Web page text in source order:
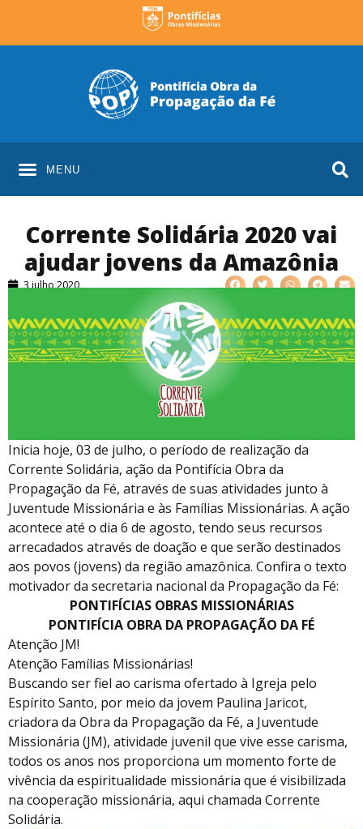
MENU
Corrente Solidária 2020 vai
ajudar jovens da Amazônia
3 julho 2020
Inicia hoje, 03 de julho, o período de realização da
Corrente Solidária, ação da Pontifícia Obra da
Propagação da Fé, através de suas atividades junto à
Juventude Missionária e às Famílias Missionárias. A ação
acontece até o dia 6 de agosto, tendo seus recursos
arrecadados através de doação e que serão destinados
aos povos (jovens) da região amazônica. Confira o texto
motivador da secretaria nacional da Propagação da Fé:
PONTIFÍCIAS OBRAS MISSIONÁRIAS
PONTIFÍCIA OBRA DA PROPAGAÇÃO DA FÉ
Atenção JM!
Atenção Famílias Missionárias!
Buscando ser fiel ao carisma ofertado à Igreja pelo
Espírito Santo, por meio da jovem Paulina Jaricot,
criadora da Obra da Propagação da Fé, a Juventude
Missionária (JM), atividade juvenil que vive esse carisma,
todos os anos nos proporciona um momento forte de
vivência da espiritualidade missionária que é visibilizada
na cooperação missionária, aqui chamada Corrente
Solidária.